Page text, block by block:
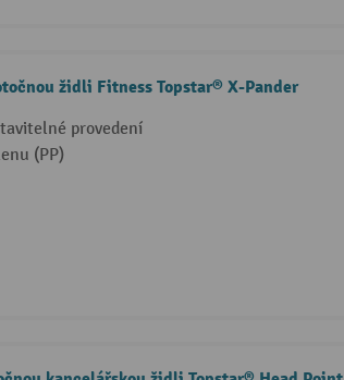
židli Fitness Topstar® X-Pander
provedení
(PP)